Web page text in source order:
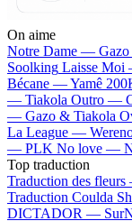
On aime
Notre Dame —
Soolking Laisse
Bécane —Yamê
— Tiakola Outro —
— Gazo & Tiakola
La League —
— PLK No love —
Top traduction
Traduction des
Traduction Coulda
DICTADOR —